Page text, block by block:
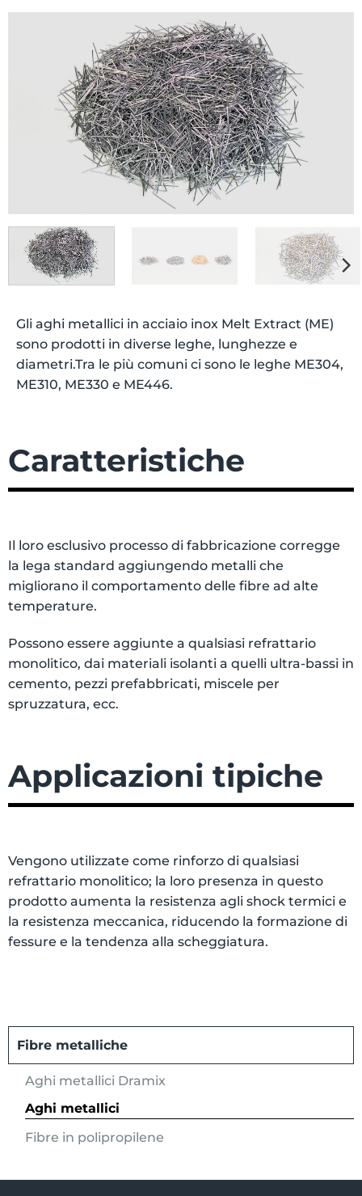
Fibre metalliche
Aghi metallici Dramix
Aghi metallici
Fibre in polipropilene
Gli aghi metallici in acciaio inox Melt Extract (ME)
sono prodotti in diverse leghe, lunghezze e
diametri.Tra le più comuni ci sono le leghe ME304,
ME310, ME330 e ME446.
Caratteristiche
Il loro esclusivo processo di fabbricazione corregge
la lega standard aggiungendo metalli che
migliorano il comportamento delle fibre ad alte
temperature.
Possono essere aggiunte a qualsiasi refrattario
monolitico, dai materiali isolanti a quelli ultra-bassi in
cemento, pezzi prefabbricati, miscele per
spruzzatura, ecc.
Applicazioni tipiche
Vengono utilizzate come rinforzo di qualsiasi
refrattario monolitico; la loro presenza in questo
prodotto aumenta la resistenza agli shock termici e
la resistenza meccanica, riducendo la formazione di
fessure e la tendenza alla scheggiatura.